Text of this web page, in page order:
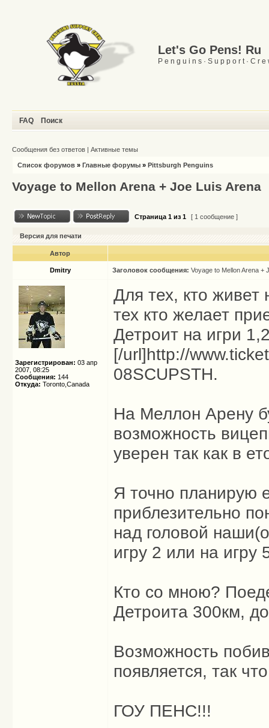
Let's Go Pens! Ru
P e n g u i n s · S u p p o r t · C r e
FAQ Поиск
Сообщения без ответов | Активные темы
Список форумов » Главные форумы » Pittsburgh Penguins
Voyage to Mellon Arena + Joe Luis Arena
Страница 1 из 1 [ 1 сообщение ]
Версия для печати
Автор
Dmitry Заголовок сообщения: Voyage to Mellon Arena +
Зарегистрирован: 03 апр
2007, 08:25
Сообщения: 144
Откуда: Toronto,Canada
Для тех, кто
тех кто желает
Детроит на игри
[/url]http://
08SCUPSTH.
На Меллон Арену
возможность
уверен так как в
Я точно планирую
приблезительно
над головой
игру 2 или на игру
Кто со мною?
Детроита 300км,
Возможность
появляется, так
ГОУ ПЕНС!!!